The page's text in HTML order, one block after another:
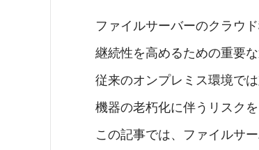
ファイルサーバーのクラウ
継続性を高めるための重要な
従来のオンプレミス環境で
機器の老朽化に伴うリスクを
この記事では、ファイルサ